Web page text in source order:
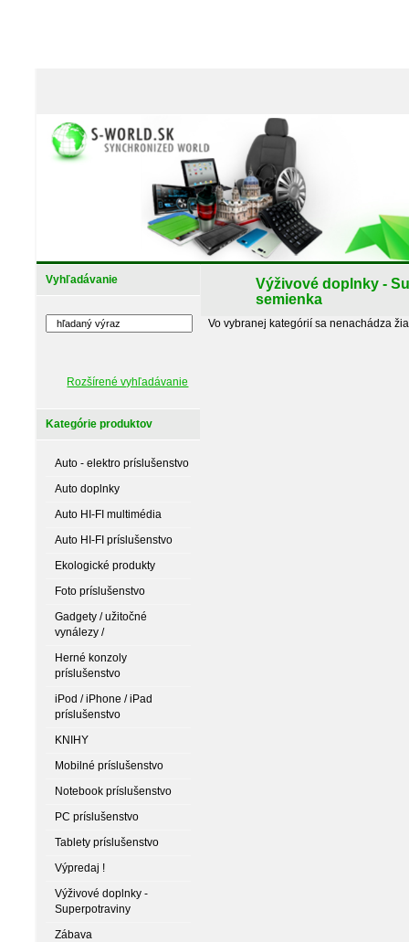
Vyhľadávanie
Rozšírené vyhľadávanie
Kategórie produktov
Auto - elektro príslušenstvo
Auto doplnky
Auto HI-FI multimédia
Auto HI-FI príslušenstvo
Ekologické produkty
Foto príslušenstvo
Gadgety / užitočné
vynálezy /
Herné konzoly
príslušenstvo
iPod / iPhone / iPad
príslušenstvo
KNIHY
Mobilné príslušenstvo
Notebook príslušenstvo
PC príslušenstvo
Tablety príslušenstvo
Výpredaj !
Výživové doplnky -
Superpotraviny
Zábava
Výživové doplnky -
semienka
Vo vybranej kategórií sa nenachádza